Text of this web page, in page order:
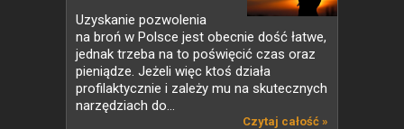
Uzyskanie pozwolenia
na broń w Polsce jest obecnie dość łatwe,
jednak trzeba na to poświęcić czas oraz
pieniądze. Jeżeli więc ktoś działa
profilaktycznie i zależy mu na skutecznych
narzędziach do...
Czytaj całość »